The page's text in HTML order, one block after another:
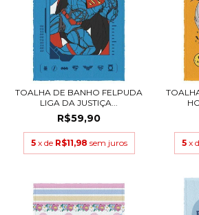
TOALHA DE BANHO FELPUDA
LIGA DA JUSTIÇA...
R$59,90
5 x de R$11,98 sem juros 5 x